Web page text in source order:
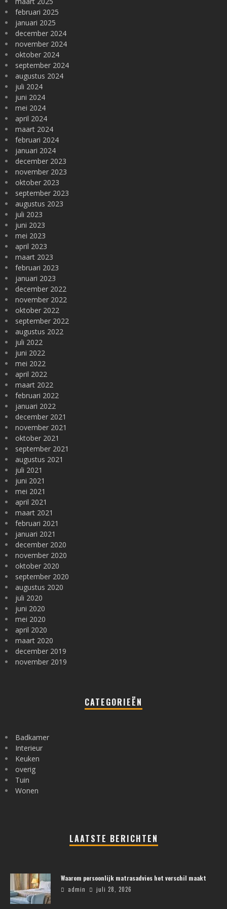
februari 2025
januari 2025
december 2024
november 2024
oktober 2024
september 2024
augustus 2024
juli 2024
juni 2024
mei 2024
april 2024
maart 2024
februari 2024
januari 2024
december 2023
november 2023
oktober 2023
september 2023
augustus 2023
juli 2023
juni 2023
mei 2023
april 2023
maart 2023
februari 2023
januari 2023
december 2022
november 2022
oktober 2022
september 2022
augustus 2022
juli 2022
juni 2022
mei 2022
april 2022
maart 2022
februari 2022
januari 2022
december 2021
november 2021
oktober 2021
september 2021
augustus 2021
juli 2021
juni 2021
mei 2021
april 2021
maart 2021
februari 2021
januari 2021
december 2020
november 2020
oktober 2020
september 2020
augustus 2020
juli 2020
juni 2020
mei 2020
april 2020
maart 2020
december 2019
november 2019
CATEGORIEËN
Badkamer
Interieur
Keuken
overig
Tuin
Wonen
LAATSTE BERICHTEN
Waarom persoonlijk matrasadvies het verschil maakt
admin juli 28, 2026